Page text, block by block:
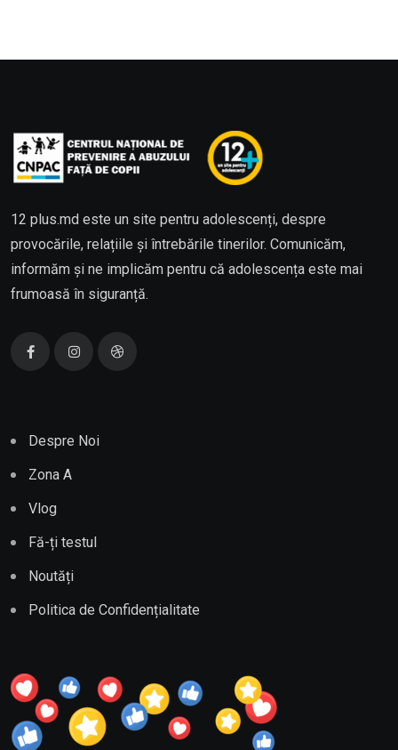
12 plus.md este un site pentru adolescenți, despre
provocările, relațiile și întrebările tinerilor. Comunicăm,
informăm și ne implicăm pentru că adolescența este mai
frumoasă în siguranță.
Despre Noi
Zona A
Vlog
Fă-ți testul
Noutăți
Politica de Confidențialitate